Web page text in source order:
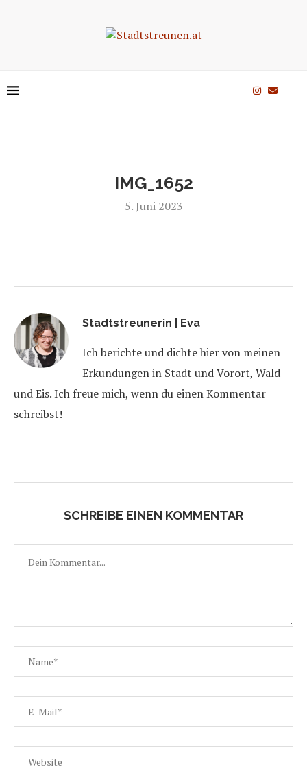
IMG_1652
5. Juni 2023
Stadtstreunerin | Eva
Ich berichte und dichte hier von meinen
Erkundungen in Stadt und Vorort, Wald
und Eis. Ich freue mich, wenn du einen Kommentar
schreibst!
SCHREIBE EINEN KOMMENTAR